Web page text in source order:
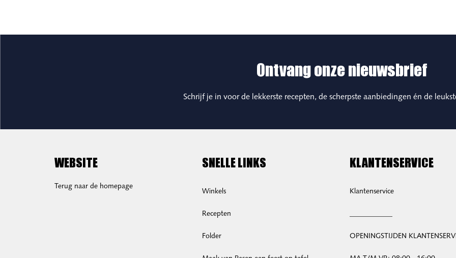
Ontvang onze nieuwsbrief
Schrijf je in voor de lekkerste recepten, de scherpste aanbiedingen én de
WEBSITE
Terug naar de homepage
SNELLE LINKS
Winkels
Recepten
Folder
KLANTENSERVICE
Klantenservice
OPENINGSTIJDEN